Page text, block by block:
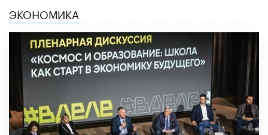
ЭКОНОМИКА